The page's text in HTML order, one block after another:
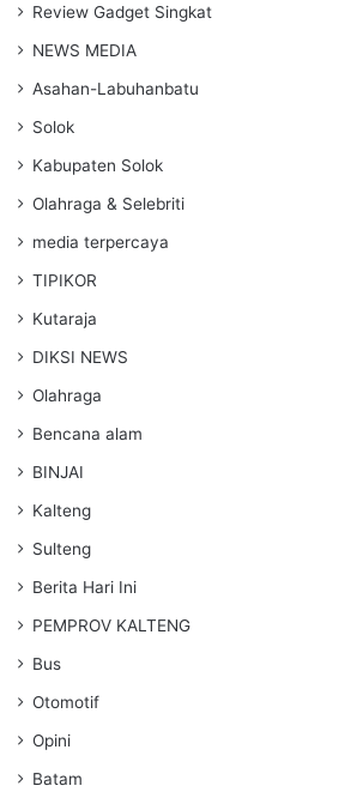
Review Gadget Singkat
NEWS MEDIA
Asahan-Labuhanbatu
Solok
Kabupaten Solok
Olahraga & Selebriti
media terpercaya
TIPIKOR
Kutaraja
DIKSI NEWS
Olahraga
Bencana alam
BINJAI
Kalteng
Sulteng
Berita Hari Ini
PEMPROV KALTENG
Bus
Otomotif
Opini
Batam